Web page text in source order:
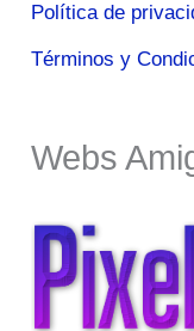
Política de
Términos y
Webs